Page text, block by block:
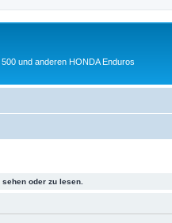
und anderen HONDA Enduros
oder zu lesen.